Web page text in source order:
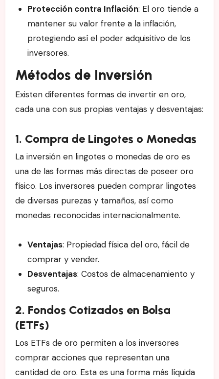
Protección contra Inflación: El oro tiende a
mantener su valor frente a la inflación,
protegiendo así el poder adquisitivo de los
inversores.
Métodos de Inversión
Existen diferentes formas de invertir en oro,
cada una con sus propias ventajas y desventajas:
1. Compra de Lingotes o Monedas
La inversión en lingotes o monedas de oro es
una de las formas más directas de poseer oro
físico. Los inversores pueden comprar lingotes
de diversas purezas y tamaños, así como
monedas reconocidas internacionalmente.
Ventajas: Propiedad física del oro, fácil de
comprar y vender.
Desventajas: Costos de almacenamiento y
seguros.
2. Fondos Cotizados en Bolsa
(ETFs)
Los ETFs de oro permiten a los inversores
comprar acciones que representan una
cantidad de oro. Esta es una forma más líquida